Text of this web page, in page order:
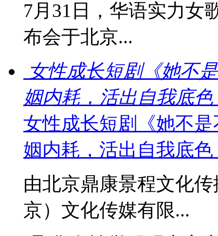
7月31日，华语实力女
布会于北京...
女性成长短剧《她不
姻内耗，活出自我底色
女性成长短剧《她不
姻内耗，活出自我底色
由北京鼎康景程文化
京）文化传媒有限...